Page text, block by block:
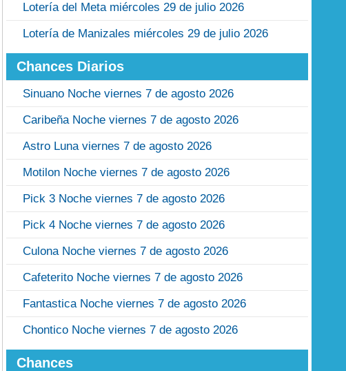
Lotería del Meta miércoles 29 de julio 2026
Lotería de Manizales miércoles 29 de julio 2026
Chances Diarios
Sinuano Noche viernes 7 de agosto 2026
Caribeña Noche viernes 7 de agosto 2026
Astro Luna viernes 7 de agosto 2026
Motilon Noche viernes 7 de agosto 2026
Pick 3 Noche viernes 7 de agosto 2026
Pick 4 Noche viernes 7 de agosto 2026
Culona Noche viernes 7 de agosto 2026
Cafeterito Noche viernes 7 de agosto 2026
Fantastica Noche viernes 7 de agosto 2026
Chontico Noche viernes 7 de agosto 2026
Chances